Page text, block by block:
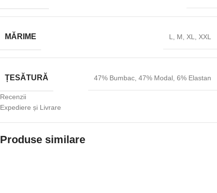
MĂRIME L M XL XXL
ȚESĂTURĂ 47% Bumbac 47% Modal 6% Elastan
Recenzii
Expediere și Livrare
Produse similare